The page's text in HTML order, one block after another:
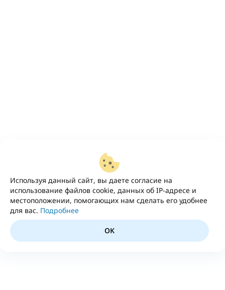
Используя данный сайт, вы даете согласие на
использование файлов cookie, данных об IP-адресе и
местоположении, помогающих нам сделать его удобнее
для вас. Подробнее
OK